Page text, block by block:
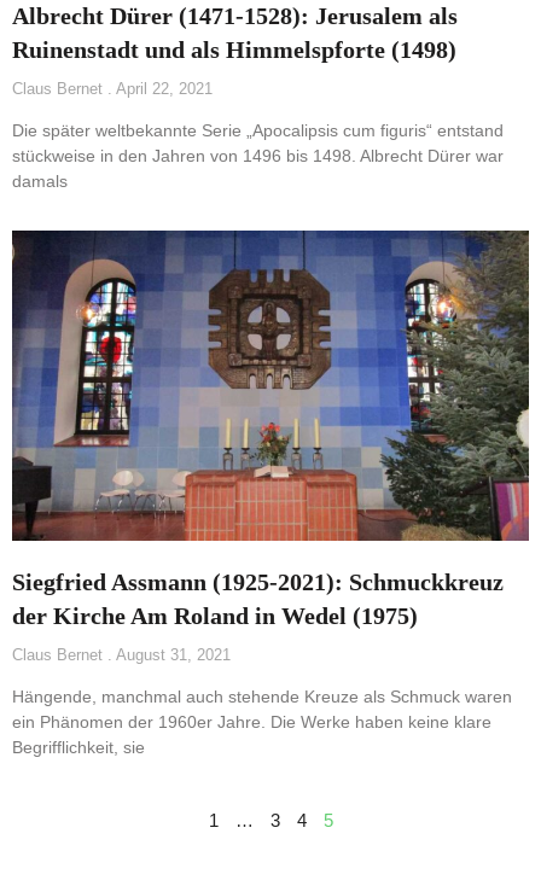
Albrecht Dürer (1471-1528): Jerusalem als
Ruinenstadt und als Himmelspforte (1498)
Claus Bernet April 22, 2021
Die später weltbekannte Serie „Apocalipsis cum figuris“ entstand
stückweise in den Jahren von 1496 bis 1498. Albrecht Dürer war
damals
Siegfried Assmann (1925-2021): Schmuckkreuz
der Kirche Am Roland in Wedel (1975)
Claus Bernet August 31, 2021
Hängende, manchmal auch stehende Kreuze als Schmuck waren
ein Phänomen der 1960er Jahre. Die Werke haben keine klare
Begrifflichkeit, sie
1 … 3 4 5